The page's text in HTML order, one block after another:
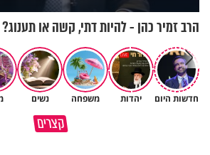
הרב זמיר כהן - להיות דתי, קשה או תענוג?
חדשות היום יהדות משפחה נשים
קצרים
תשתמש באהבה של השם לטובתך